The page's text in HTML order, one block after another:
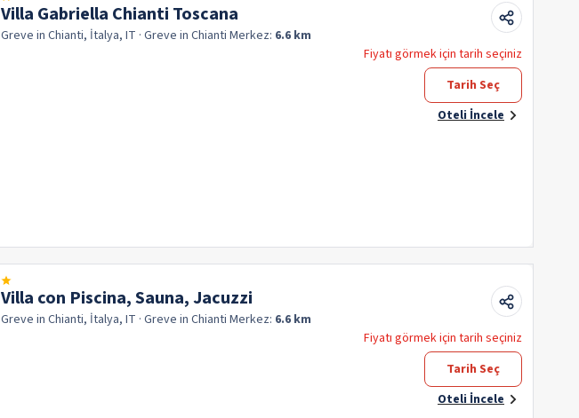
Villa Gabriella Chianti Toscana
Greve in Chianti, İtalya, IT · Greve in Chianti Merkez: 6.6 km
Fiyatı görmek için tarih seçiniz
Tarih Seç
Oteli İncele
Villa con Piscina, Sauna, Jacuzzi
Greve in Chianti, İtalya, IT · Greve in Chianti Merkez: 6.6 km
Fiyatı görmek için tarih seçiniz
Tarih Seç
Oteli İncele